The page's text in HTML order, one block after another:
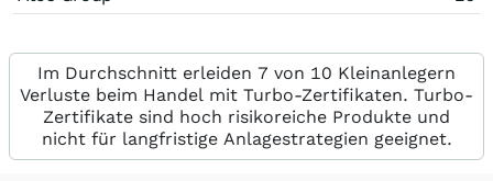
Im Durchschnitt erleiden 7 von 10 Kleinanlegern
Verluste beim Handel mit Turbo-Zertifikaten. Turbo-
Zertifikate sind hoch risikoreiche Produkte und
nicht für langfristige Anlagestrategien geeignet.